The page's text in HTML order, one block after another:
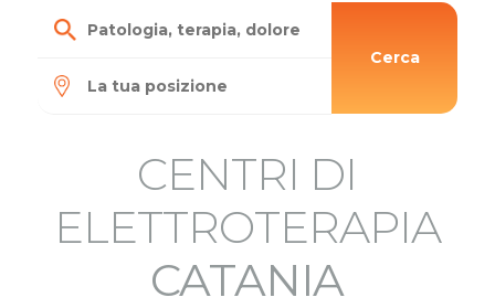
Cerca
CENTRI DI
ELETTROTERAPIA
CATANIA